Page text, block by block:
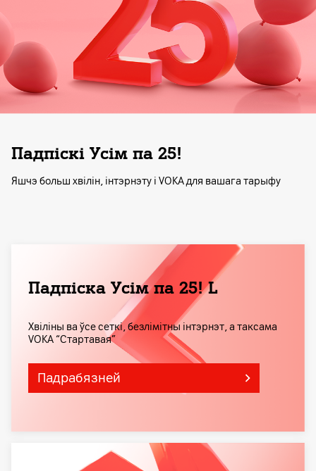
Падпіскі Усім па 25!
Яшчэ больш хвілін, інтэрнэту і VOKA для вашага тарыфу
Падпіска Усім па 25! L
Хвіліны ва ўсе сеткі, безлімітны інтэрнэт, а таксама
VOKA “Стартавая”
Падрабязней